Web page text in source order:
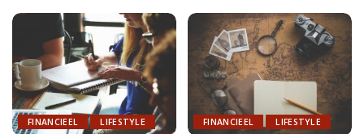
FINANCIEEL LIFESTYLE FINANCIEEL LIFESTYLE